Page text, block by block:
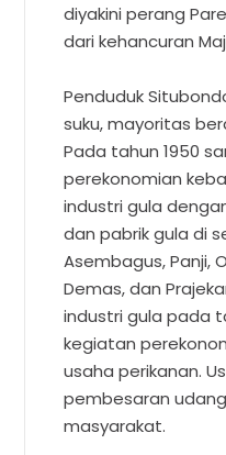
diyakini perang
dari kehancuran
Penduduk
suku, mayoritas
Pada tahun 1950
perekonomian
industri gula
dan pabrik gula di
Asembagus, Panji,
Demas, dan
industri gula pada
kegiatan
usaha perikanan.
pembesaran
masyarakat.